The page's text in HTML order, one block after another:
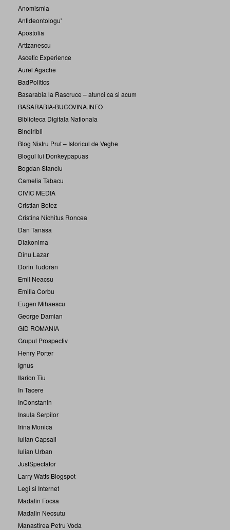
Anomismia
Antideontologu'
Apostolia
Artizanescu
Ascetic Experience
Aurel Agache
BadPolitics
Basarabia la Rascruce – atunci ca si acum
BASARABIA-BUCOVINA.INFO
Biblioteca Digitala Nationala
Bindiribli
Blog Nistru Prut – Istoricul de Veghe
Blogul lui Donkeypapuas
Bogdan Stanciu
Camelia Tabacu
CIVIC MEDIA
Cristian Botez
Cristina Nichitus Roncea
Dan Tanasa
Diakonima
Dinu Lazar
Dorin Tudoran
Emil Neacsu
Emilia Corbu
Eugen Mihaescu
George Damian
GID ROMANIA
Grupul Prospectiv
Henry Porter
Ignus
Ilarion Tiu
In Tacere
InConstanIn
Insula Serpilor
Irina Monica
Iulian Capsali
Iulian Urban
JustSpectator
Larry Watts Blogspot
Legi si Internet
Madalin Focsa
Madalin Necsutu
Manastirea Petru Voda